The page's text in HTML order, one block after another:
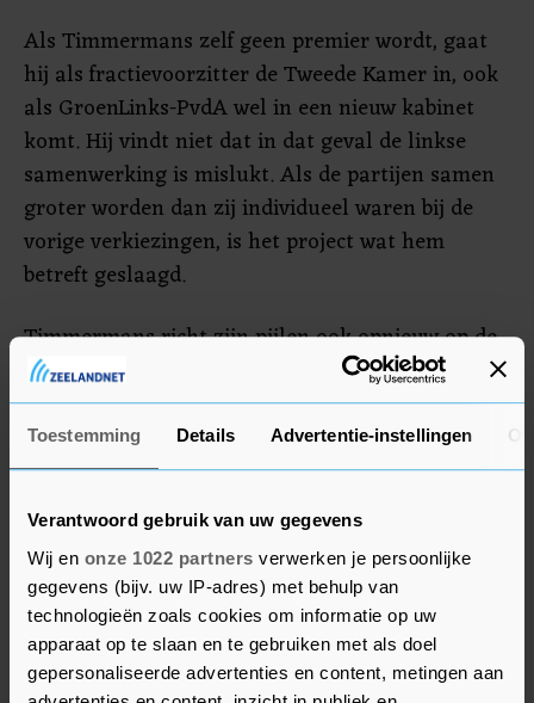
Toestemming Details Advertentie-instellingen
Verantwoord gebruik van uw gegevens
Wij en onze 1022 partners verwerken je persoonlijke
gegevens (bijv. uw IP-adres) met behulp van
technologieën zoals cookies om informatie op uw
apparaat op te slaan en te gebruiken met als doel
gepersonaliseerde advertenties en content, metingen aan
Als Timmermans zelf geen premier wordt, gaat
hij als fractievoorzitter de Tweede Kamer in, ook
als GroenLinks-PvdA wel in een nieuw kabinet
komt. Hij vindt niet dat in dat geval de linkse
samenwerking is mislukt. Als de partijen samen
groter worden dan zij individueel waren bij de
vorige verkiezingen, is het project wat hem
betreft geslaagd.
Timmermans richt zijn pijlen ook opnieuw op de
VVD. Hij verwijt de liberalen dat die "weigeren
rekenschap af te leggen voor wat er fout is
gegaan" in de periode van dertien jaar waarin zij
onafgebroken als grootste partij aan de macht
zijn geweest, met name in het schandaal met de
kinderopvangtoeslag en rond de gaswinning in
Groningen.